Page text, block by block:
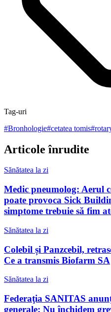
Tag-uri
#Bronhologie#cetatea tomis#
Articole înrudite
Sănătatea la zi
Medic pneumolog: Aerul
poate provoca Sick
simptome trebuie să fim
Sănătatea la zi
Colebil și Panzcebil,
Ce a transmis Biofarm SA
Sănătatea la zi
Federaţia SANITAS
generale: Nu închidem